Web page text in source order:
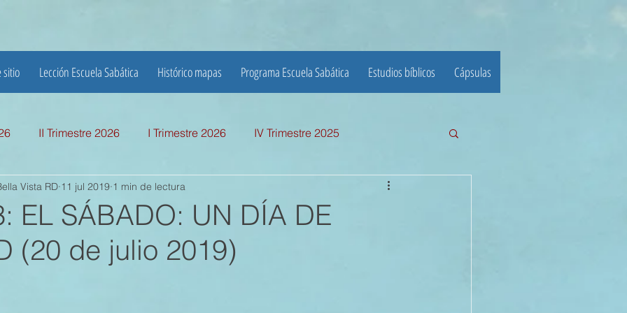
sitio Lección Escuela Sabática Histórico mapas Programa Escuela Sabática Estudios bíblicos Cápsulas
II Trimestre 2026 I Trimestre 2026 IV Trimestre 2025
2025 I TRIMESTRE 2025 III TRIMESTRE 2024
2024 IV TRIMESTRE 2023 III TRIMESTRE 2023
EL SÁBADO: UN DÍA DE
(20 de julio 2019)
Vista RD 11 jul 2019 1 min de lectura